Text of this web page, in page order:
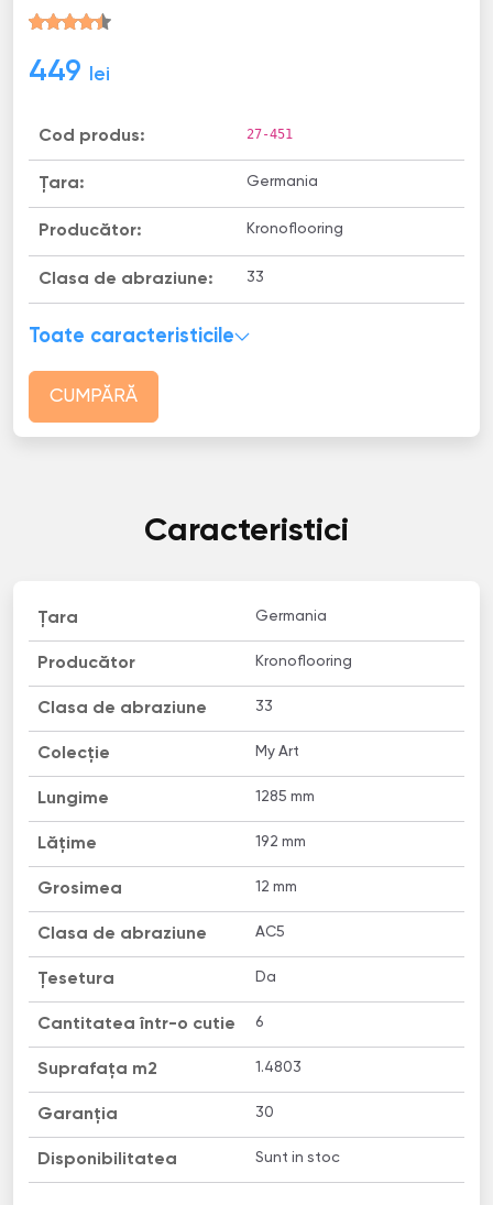
449 lei
Cod produs: 27-451
Țara: Germania
Producător: Kronoflooring
Clasa de abraziune: 33
Toate caracteristicile
CUMPĂRĂ
Caracteristici
Țara Germania
Producător Kronoflooring
Clasa de abraziune 33
Colecție My Art
Lungime 1285 mm
Lățime 192 mm
Grosimea 12 mm
Clasa de abraziune AC5
Țesetura Da
Cantitatea într-o cutie 6
Suprafața m2 1.4803
Garanția 30
Disponibilitatea Sunt in stoc